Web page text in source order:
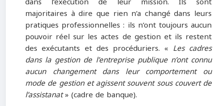
majoritaires à dire que rien n’a changé dans leurs
pratiques professionnelles : ils n’ont toujours aucun
pouvoir réel sur les actes de gestion et ils restent
des exécutants et des procéduriers. « Les cadres
dans la gestion de l’entreprise publique n’ont connu
aucun changement dans leur comportement ou
mode de gestion et agissent souvent sous couvert de
l’assistanat» (cadre de banque).